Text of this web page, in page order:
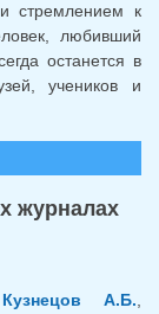
стремлением к
любивший
останется в
учеников и
журналах
Кузнецов А.Б.